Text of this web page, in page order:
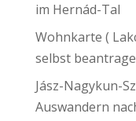
im Hernád-Tal
Wohnkarte (
selbst
Jász-Nagykun-
Auswandern